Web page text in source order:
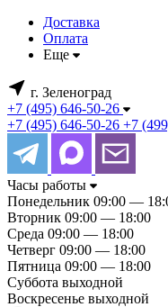
Доставка
Оплата
Еще
г. Зеленоград
+7 (495) 646-50-26
+7 (495) 646-50-26 +7
Часы работы
Понедельник 09:00 —
Вторник 09:00 — 18:00
Среда 09:00 — 18:00
Четверг 09:00 — 18:00
Пятница 09:00 — 18:00
Суббота выходной
Воскресенье выходной